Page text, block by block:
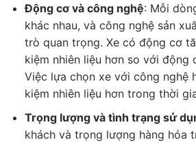
Động cơ và công nghệ: Mỗi
khác nhau, và công nghệ sản
trò quan trọng. Xe có động cơ
kiệm nhiên liệu hơn so với động
Việc lựa chọn xe với công nghệ
kiệm nhiên liệu hơn trong thời
Trọng lượng và tình trạng sử
khách và trọng lượng hàng hóa